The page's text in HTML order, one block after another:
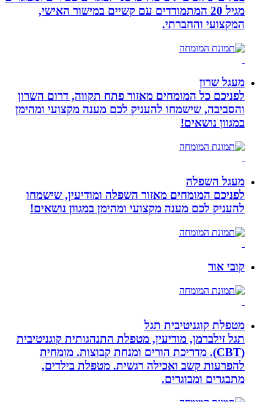
מגיל 20 המתמודדים עם קשיים במישור האישי,
המקצועי והחברתי.
מעגל שרון
לפניכם כל המומחים מאזור פתח תקווה, דרום השרון
והסביבה, שישמחו להעניק לכם מענה מקצועי ומהימן
במגוון נושאים!
מעגל השפלה
לפניכם המומחים מאזור השפלה ומודיעין, שישמחו
להעניק לכם מענה מקצועי ומהימן במגוון נושאים!
קובי אור
מטפלת קוגניטיבית תגל
תגל זילברמן, מודיעין, מטפלת התנהגותית קוגניטיבית
(CBT). מדריכת הורים ומנחת קבוצות. מומחית
להפרעות קשב ואכילה רגשית. מטפלת בילדים,
מתבגרים ומבוגרים.